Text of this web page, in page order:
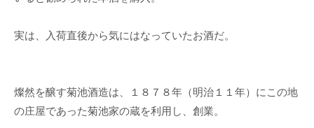
実は、入荷直後から気にはなっていたお酒だ。
燦然を醸す菊池酒造は、１８７８年（明治１１年）にこの地
の庄屋であった菊池家の蔵を利用し、創業。